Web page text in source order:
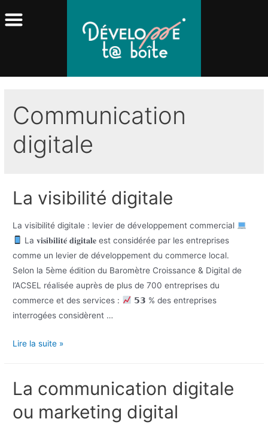
Communication
digitale
La visibilité digitale
La visibilité digitale : levier de développement commercial
La 𝐯𝐢𝐬𝐢𝐛𝐢𝐥𝐢𝐭𝐞́ 𝐝𝐢𝐠𝐢𝐭𝐚𝐥𝐞 est considérée par les entreprises
comme un levier de développement du commerce local.
Selon la 5ème édition du Baromètre Croissance & Digital de
l’ACSEL réalisée auprès de plus de 700 entreprises du
commerce et des services :
𝟱𝟯 % des entreprises
interrogées considèrent …
Lire la suite »
La communication digitale
ou marketing digital